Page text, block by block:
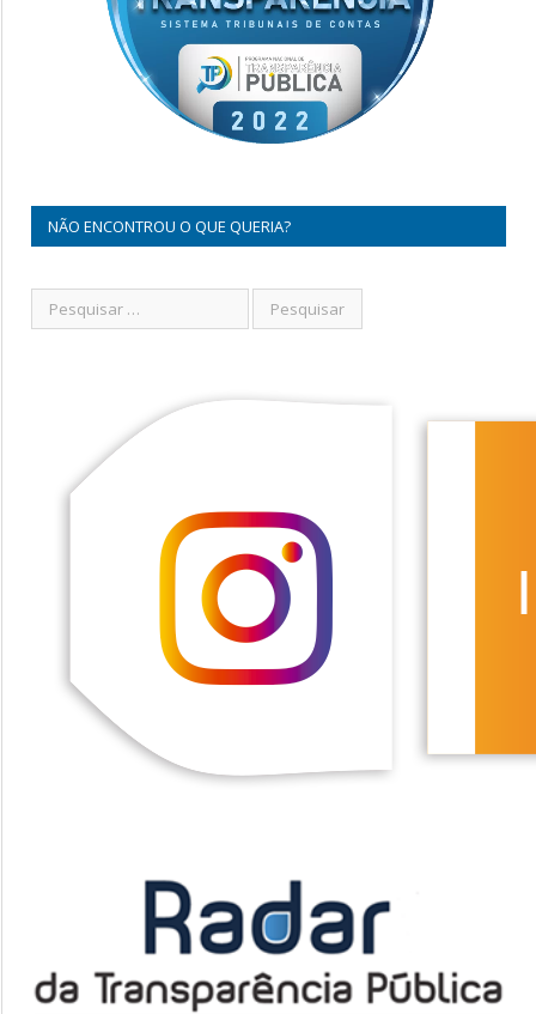
NÃO ENCONTROU O QUE QUERIA?